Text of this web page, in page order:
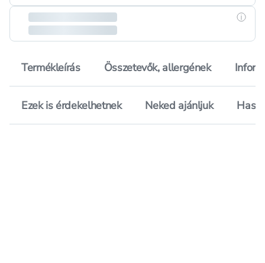
Termékleírás Összetevők, allergének
Ezek is érdekelhetnek Neked ajánljuk